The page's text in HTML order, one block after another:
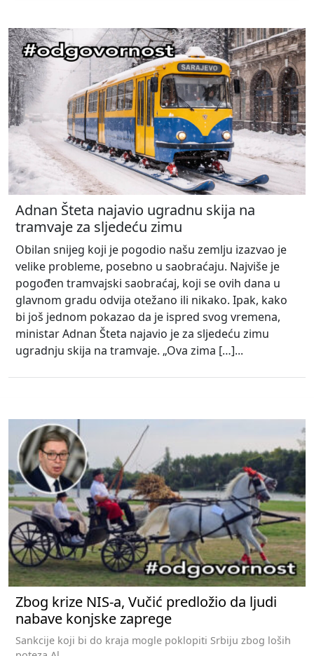
Adnan Šteta najavio ugradnu skija na
tramvaje za sljedeću zimu
Obilan snijeg koji je pogodio našu zemlju izazvao je
velike probleme, posebno u saobraćaju. Najviše je
pogođen tramvajski saobraćaj, koji se ovih dana u
glavnom gradu odvija otežano ili nikako. Ipak, kako
bi još jednom pokazao da je ispred svog vremena,
ministar Adnan Šteta najavio je za sljedeću zimu
ugradnju skija na tramvaje. „Ova zima […]...
Zbog krize NIS-a, Vučić predložio da ljudi
nabave konjske zaprege
Sankcije koji bi do kraja mogle poklopiti Srbiju zbog loših